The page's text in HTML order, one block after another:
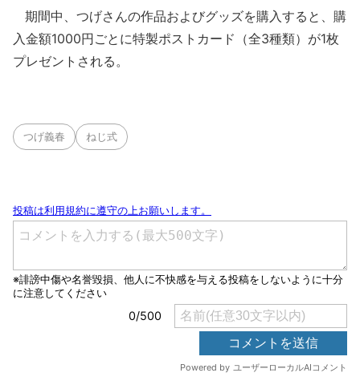
期間中、つげさんの作品およびグッズを購入すると、購
入金額1000円ごとに特製ポストカード（全3種類）が1枚
プレゼントされる。
つげ義春 ねじ式